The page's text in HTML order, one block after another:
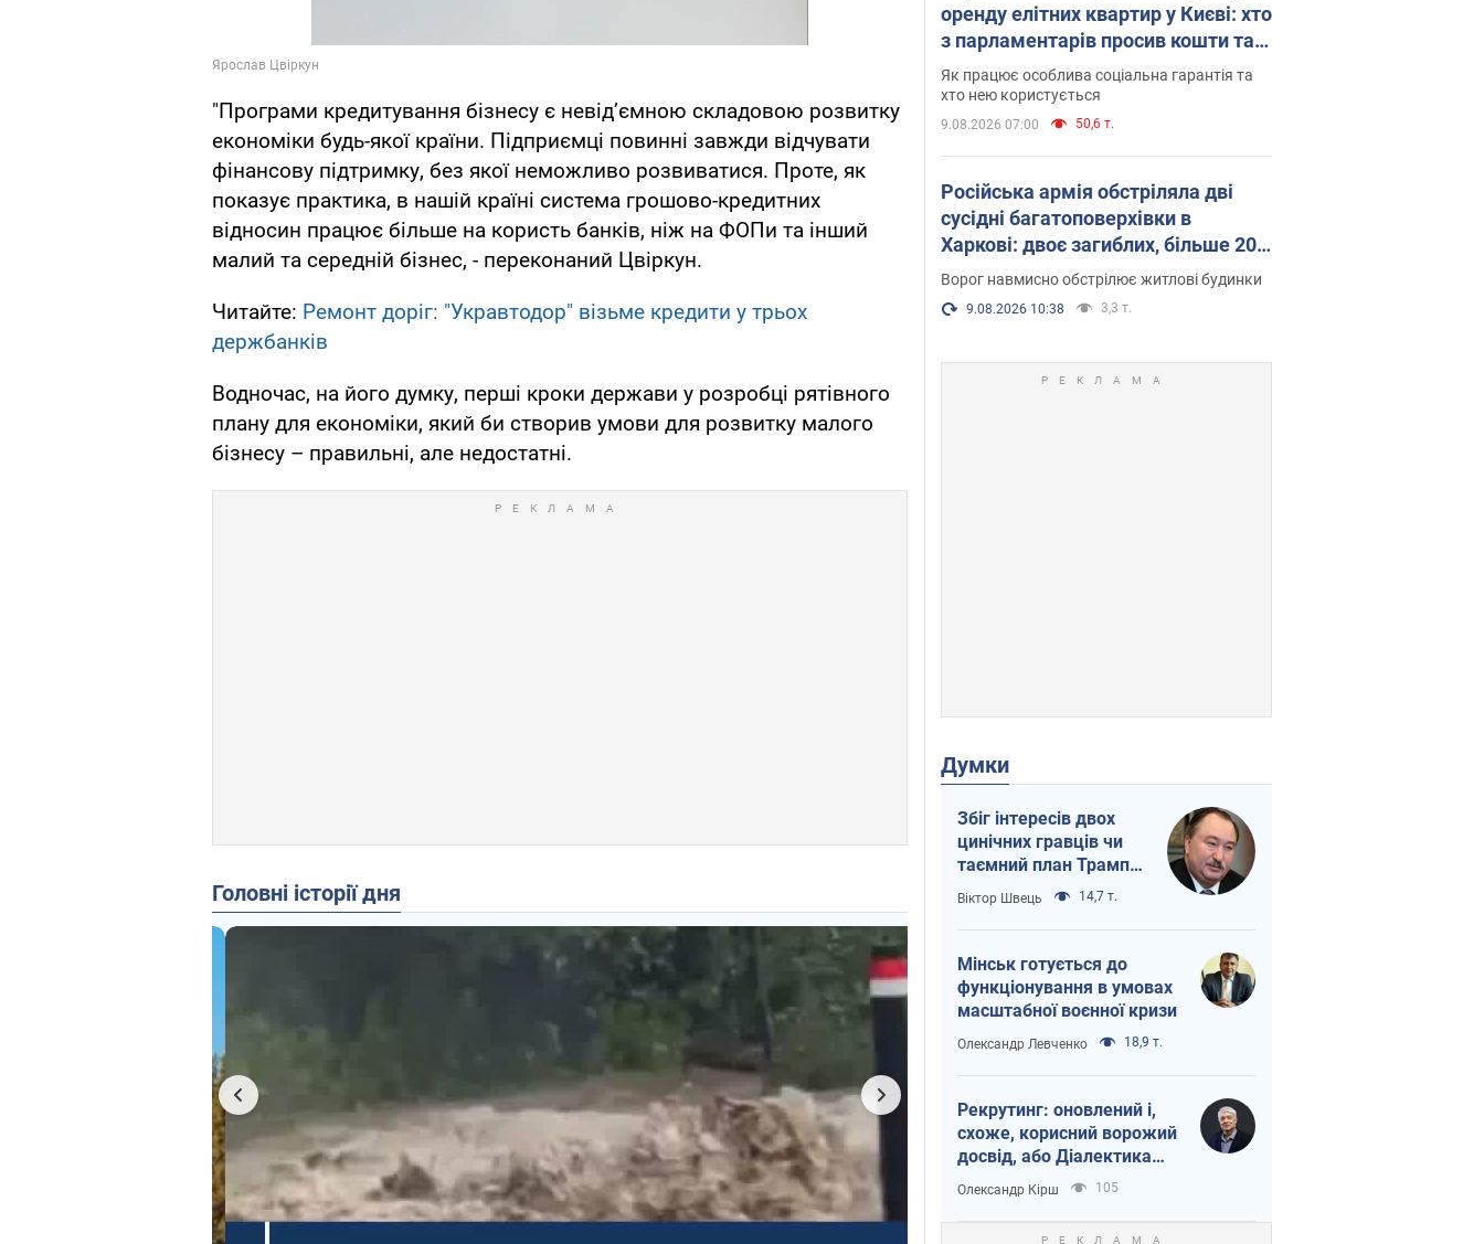
"Програми кредитування бізнесу є невід’ємною складовою розвитку
економіки будь-якої країни. Підприємці повинні завжди відчувати
фінансову підтримку, без якої неможливо розвиватися. Проте, як
показує практика, в нашій країні система грошово-кредитних
відносин працює більше на користь банків, ніж на ФОПи та інший
малий та середній бізнес, - переконаний Цвіркун.
Читайте: Ремонт доріг: "Укравтодор" візьме кредити у трьох
держбанків
Водночас, на його думку, перші кроки держави у розробці рятівного
плану для економіки, який би створив умови для розвитку малого
бізнесу – правильні, але недостатні.
Головні історії дня
оренду елітних квартир у Києві: хто
з парламентарів просив кошти та
де поселився
Як працює особлива соціальна гарантія та
хто нею користується
9.08.2026 07:00 50,6 т.
Російська армія обстріляла дві
сусідні багатоповерхівки в
Харкові: двоє загиблих, більше 20
постраждалих
Ворог навмисно обстрілює житлові будинки
9.08.2026 10:38 3,3 т.
Думки
Збіг інтересів двох
цинічних гравців чи
таємний план Трампа
і Путіна?
Віктор Швець 14,7 т.
Мінськ готується до
функціонування в умовах
масштабної воєнної кризи
Олександр Левченко 18,9 т.
Рекрутинг: оновлений і,
схоже, корисний ворожий
досвід, або Діалектика
вибагливого боягузтва
Олександр Кірш 105